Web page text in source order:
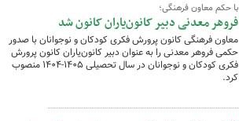
با حکم معاون فرهنگی؛
فروهر معدنی دبیر کانون‌یاران کانون شد
معاون فرهنگی کانون پرورش فکری کودکان و نوجوانان با صدور
حکمی فروهر معدنی را به عنوان دبیر کانون‌یاران کانون پرورش
فکری کودکان و نوجوانان در سال تحصیلی ۱۴۰۵-۱۴۰۴ منصوب
کرد.